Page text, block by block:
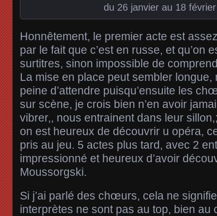
du 26 janvier au 18
Honnêtement, le premier acte est
par le fait que c’est en russe, et qu’on
surtitres, sinon impossible de
La mise en place peut sembler longue,
peine d’attendre puisqu’ensuite les
sur scène, je crois bien n’en avoir
vibrer,, nous entrainent dans leur
on est heureux de découvrir u opéra,
pris au jeu. 5 actes plus tard, avec 2
impressionné et heureux d’avoir
Moussorgski.
Si j’ai parlé des chœurs, cela ne
interprètes ne sont pas au top, bien au